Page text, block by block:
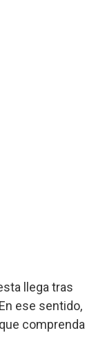
llega tras
En ese sentido,
comprenda